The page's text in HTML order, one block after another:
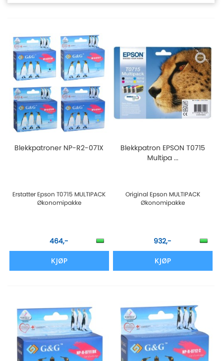
Blekkpatroner NP-R2-071X
Erstatter Epson T0715 MULTIPACK
Økonomipakke
464,-
KJØP
Blekkpatron EPSON T0715
Multipa ...
Original Epson MULTIPACK
Økonomipakke
932,-
KJØP